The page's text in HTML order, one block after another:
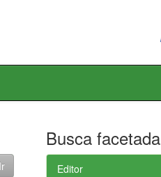
Busca facetada
Editor